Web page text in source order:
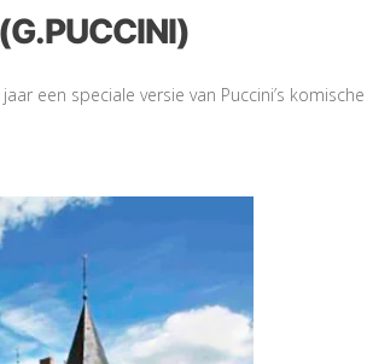
een speciale versie van Puccini’s